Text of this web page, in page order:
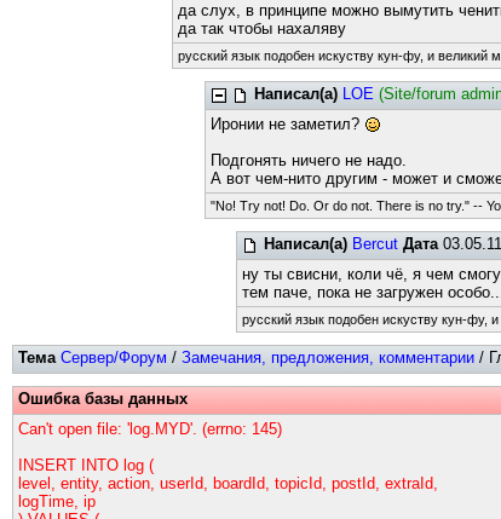
да слух, в принципе можно вымутить
да так чтобы нахаляву
русский язык подобен искуству кун-фу, и великий
Написал(а) LOE (Site/forum
Иронии не заметил?
Подгонять ничего не надо.
А вот чем-нито другим - может и
"No! Try not! Do. Or do not. There is no try." --
Написал(а) Bercut Дата
ну ты свисни, коли чё, я чем
тем паче, пока не загружен
русский язык подобен искуству кун-фу,
Тема Сервер/Форум / Замечания, предложения, комментарии /
Ошибка базы данных
Can't open file: 'log.MYD'. (errno: 145)
INSERT INTO log (
level, entity, action, userId, boardId, topicId, postId, extraId,
logTime, ip